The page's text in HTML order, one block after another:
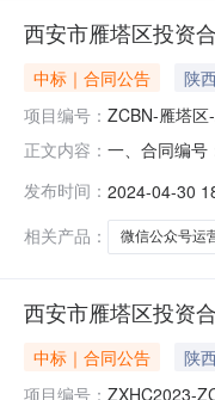
西安市雁塔区投资
中标｜合同公告 陕
项目编号： ZCBN-雁塔
正文内容： 一、合同编号
安市曲江新区
发布时间： 2024-04-30
相关产品：
微信公众号运
西安市雁塔区投资
中标｜合同公告 陕
项目编号： ZXHC2023-